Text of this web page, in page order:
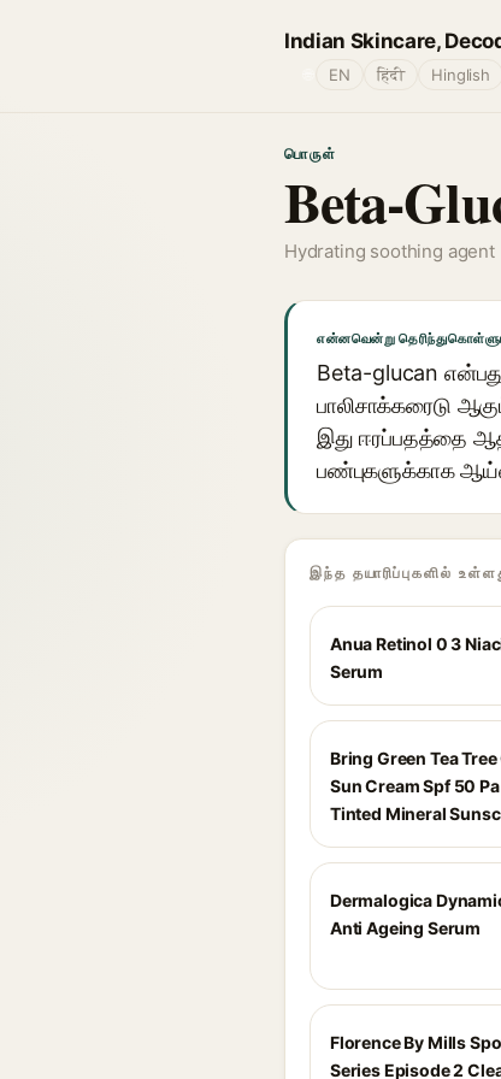
Indian Skincare,
EN हिंदी Hinglish
பொருள்
Beta-
Hydrating soothing agent
என்னவென்று
Beta-glucan
பாலிசாக்கரைடு
இது ஈரப்பதத்தை
பண்புகளுக்காக
இந்த தயாரிப்புகளில்
Anua Retinol 0 3
Serum
Bring Green Tea
Sun Cream Spf 50
Tinted Mineral
Dermalogica
Anti Ageing Serum
Florence By Mills
Series Episode 2